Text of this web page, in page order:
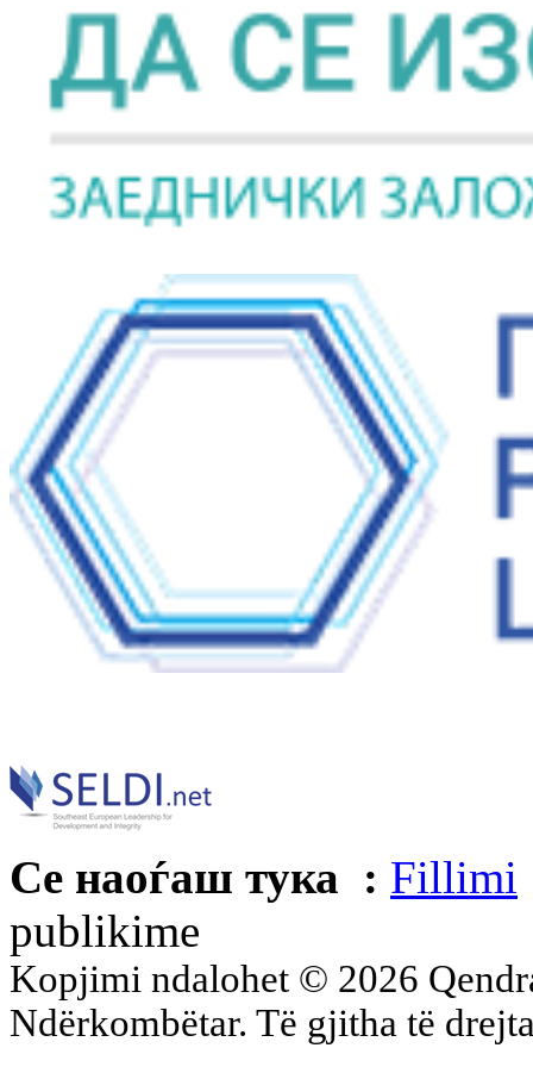
Се наоѓаш тука : Fillimi
publikime
Kopjimi ndalohet © 2026
Ndërkombëtar. Të gjitha të